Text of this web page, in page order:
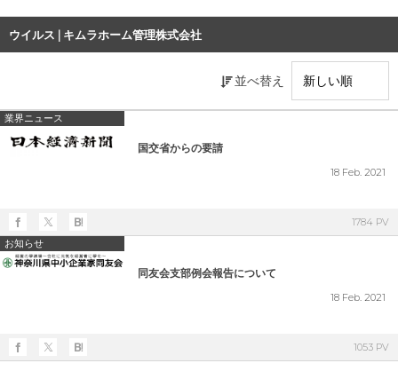
ウイルス | キムラホーム管理株式会社
並べ替え
業界ニュース
国交省からの要請
18 Feb. 2021
1784 PV
お知らせ
同友会支部例会報告について
18 Feb. 2021
1053 PV